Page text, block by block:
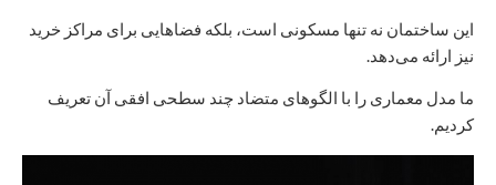
این ساختمان نه تنها مسکونی است، بلکه فضاهایی برای مراکز خرید
نیز ارائه می‌دهد.
ما مدل معماری را با الگوهای متضاد چند سطحی افقی آن تعریف
کردیم.